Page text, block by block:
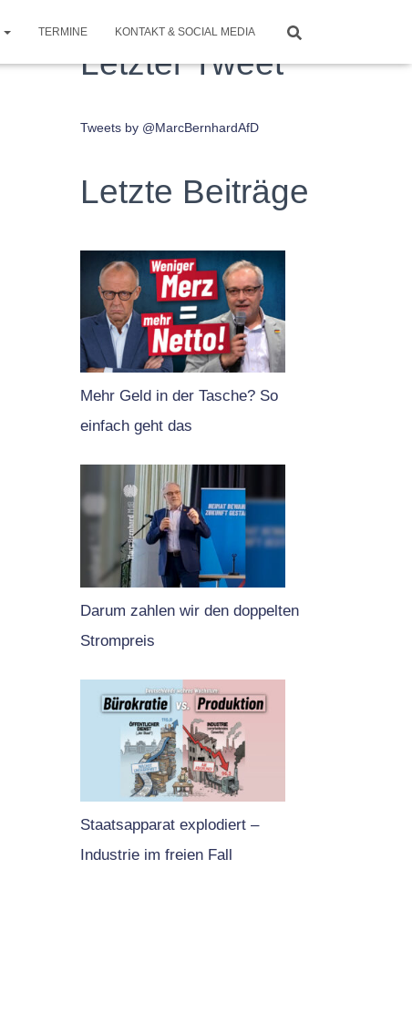
TERMINE KONTAKT & SOCIAL MEDIA
Letzter Tweet
Tweets by @MarcBernhardAfD
Letzte Beiträge
Mehr Geld in der Tasche? So
einfach geht das
Darum zahlen wir den doppelten
Strompreis
Staatsapparat explodiert –
Industrie im freien Fall